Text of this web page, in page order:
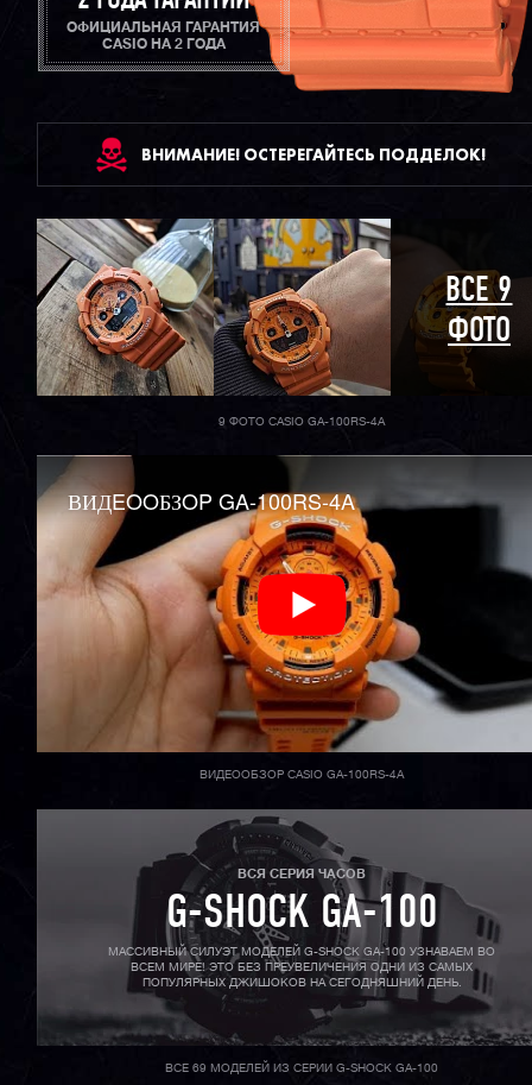
ОФИЦИАЛЬНАЯ ГАРАНТИЯ
CASIO НА 2 ГОДА
ВНИМАНИЕ! ОСТЕРЕГАЙТЕСЬ ПОДДЕЛОК!
ВСЕ 9
ФОТО
9 ФОТО CASIO GA-100RS-4A
ВИДEOOБЗOP GA-100RS-4A
ВИДЕООБЗОР CASIO GA-100RS-4A
ВСЯ СЕРИЯ ЧАСОВ
G-SHOCK GA-100
МАССИВНЫЙ СИЛУЭТ МОДЕЛЕЙ G-SHOCK GA-100 УЗНАВАЕМ ВО
ВСЕМ МИРЕ! ЭТО БЕЗ ПРЕУВЕЛИЧЕНИЯ ОДНИ ИЗ САМЫХ
ПОПУЛЯРНЫХ ДЖИШОКОВ НА СЕГОДНЯШНИЙ ДЕНЬ.
ВСЕ 69 МОДЕЛЕЙ ИЗ СЕРИИ G-SHOCK GA-100